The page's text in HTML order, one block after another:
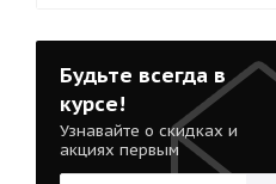
Будьте всегда в
курсе!
Узнавайте о скидках и
акциях первым